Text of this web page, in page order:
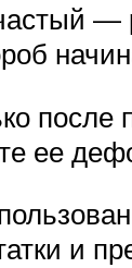
ее
и